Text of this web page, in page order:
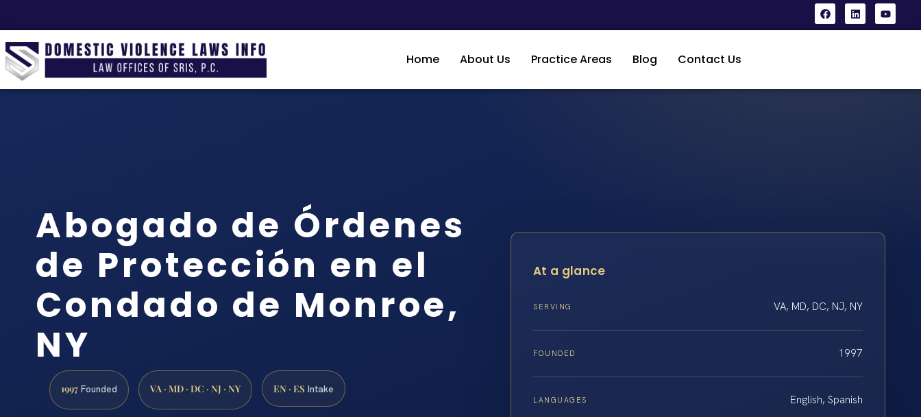
Home About Us Practice Areas Blog Contact Us
Abogado de Órdenes
de Protección en el
Condado de Monroe,
NY
1997 Founded VA · MD · DC · NJ · NY EN · ES Intake
At a glance
SERVING VA, MD, DC, NJ, NY
FOUNDED 1997
LANGUAGES English, Spanish